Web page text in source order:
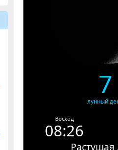
7
лунный
Восход
08:26
Растущая